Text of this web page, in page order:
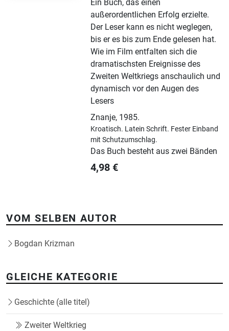
Ein Buch, das einen
außerordentlichen Erfolg erzielte.
Der Leser kann es nicht weglegen,
bis er es bis zum Ende gelesen hat.
Wie im Film entfalten sich die
dramatischsten Ereignisse des
Zweiten Weltkriegs anschaulich und
dynamisch vor den Augen des
Lesers
Znanje, 1985.
Kroatisch. Latein Schrift. Fester Einband
mit Schutzumschlag.
Das Buch besteht aus zwei Bänden
4,98 €
VOM SELBEN AUTOR
Bogdan Krizman
GLEICHE KATEGORIE
Geschichte (alle titel)
Zweiter Weltkrieg